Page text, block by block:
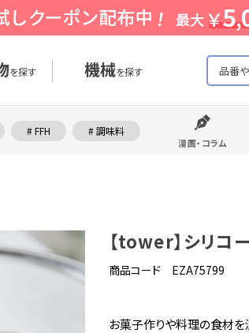
を探す 機械を探す
# FFH # 調味料
漫画・コラム
【tower】シリコ
商品コード EZA75799
お菓子作りや料理の食材を